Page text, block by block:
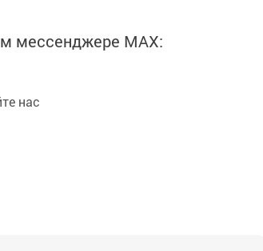
мессенджере MАХ:
нас